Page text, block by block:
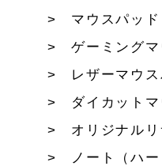
マウスパッド
ゲーミング
レザーマウス
ダイカット
オリジナル
ノート（ハー